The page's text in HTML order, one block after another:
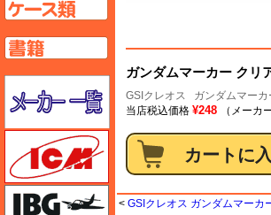
ガンダムマーカー クリ
GSIクレオス ガンダムマーカ
当店税込価格 ¥248 （メーカ
< GSIクレオス ガンダムマーカ
メーカー一覧のページはこちら
ICM
IBG